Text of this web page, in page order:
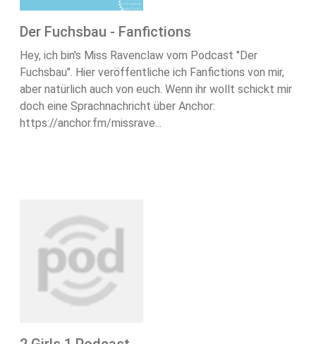
Der Fuchsbau - Fanfictions
Hey, ich bin's Miss Ravenclaw vom Podcast "Der
Fuchsbau". Hier veröffentliche ich Fanfictions von mir,
aber natürlich auch von euch. Wenn ihr wollt schickt mir
doch eine Sprachnachricht über Anchor:
https://anchor.fm/missrave...